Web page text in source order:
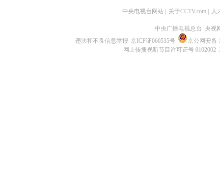
中央电视台网站 关于CCTV.com 人
中央广播电视总台 央视
违法和不良信息举报 京ICP证060535号
京公网安备
网上传播视听节目许可证号 0102002